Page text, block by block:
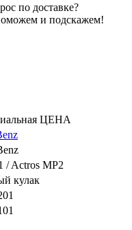
по доставке?
и подскажем!
ЦЕНА
/ Actros MP2
кулак